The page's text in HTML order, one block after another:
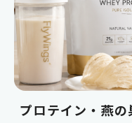
仕事で全力を
族と一緒に美
りと会話を楽
フ」をどちら
る感覚が、今
ですね。
プロテイン・燕の